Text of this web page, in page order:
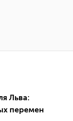
Льва:
перемен